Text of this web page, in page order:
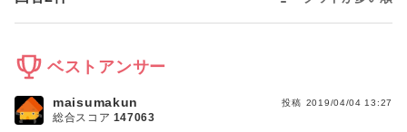
ベストアンサー
投稿 2019/04/04 13:27
maisumakun
総合スコア 147063